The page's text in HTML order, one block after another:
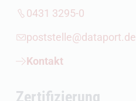
0431 3295-0
poststelle@dataport.de
Kontakt
Zertifizierung